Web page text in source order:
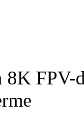
8K FPV-